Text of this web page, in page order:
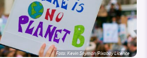
Foto:Kevin Snyman/Pixabay Licence